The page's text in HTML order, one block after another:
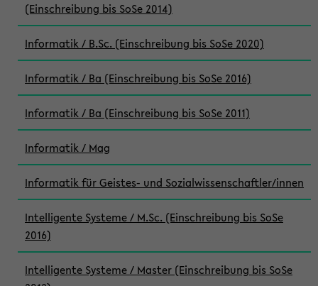
(Einschreibung bis SoSe 2014)
Informatik / B.Sc. (Einschreibung bis SoSe 2020)
Informatik / Ba (Einschreibung bis SoSe 2016)
Informatik / Ba (Einschreibung bis SoSe 2011)
Informatik / Mag
Informatik für Geistes- und Sozialwissenschaftler/innen
Intelligente Systeme / M.Sc. (Einschreibung bis SoSe
2016)
Intelligente Systeme / Master (Einschreibung bis SoSe